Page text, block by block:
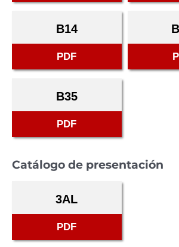
B14
PDF
B35
PDF
Catálogo de presentación
3AL
PDF